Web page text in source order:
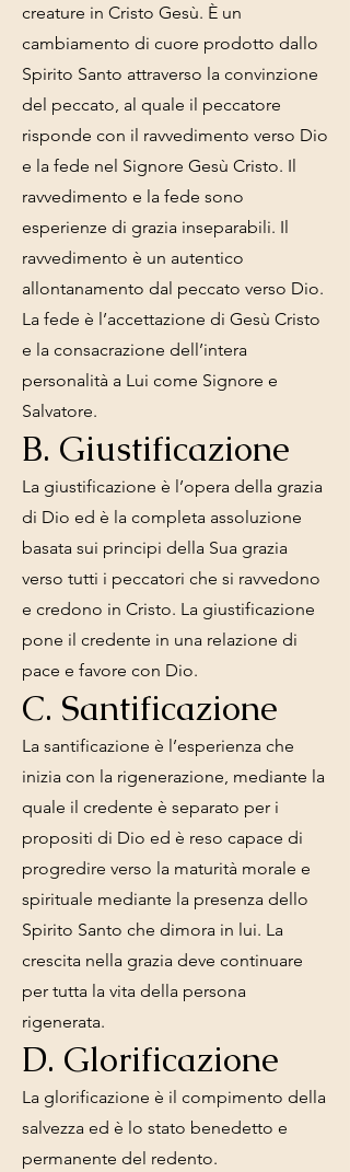
creature in Cristo Gesù. È un
cambiamento di cuore prodotto dallo
Spirito Santo attraverso la convinzione
del peccato, al quale il peccatore
risponde con il ravvedimento verso Dio
e la fede nel Signore Gesù Cristo. Il
ravvedimento e la fede sono
esperienze di grazia inseparabili. Il
ravvedimento è un autentico
allontanamento dal peccato verso Dio.
La fede è l’accettazione di Gesù Cristo
e la consacrazione dell’intera
personalità a Lui come Signore e
Salvatore.
B. Giustificazione
La giustificazione è l’opera della grazia
di Dio ed è la completa assoluzione
basata sui principi della Sua grazia
verso tutti i peccatori che si ravvedono
e credono in Cristo. La giustificazione
pone il credente in una relazione di
pace e favore con Dio.
C. Santificazione
La santificazione è l’esperienza che
inizia con la rigenerazione, mediante la
quale il credente è separato per i
propositi di Dio ed è reso capace di
progredire verso la maturità morale e
spirituale mediante la presenza dello
Spirito Santo che dimora in lui. La
crescita nella grazia deve continuare
per tutta la vita della persona
rigenerata.
D. Glorificazione
La glorificazione è il compimento della
salvezza ed è lo stato benedetto e
permanente del redento.